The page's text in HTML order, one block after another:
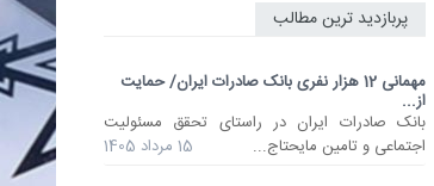
پربازدید ترین مطالب
مهمانی 12 هزار نفری بانک صادرات ایران/ حمایت
از...
​بانک صادرات ایران در راستای تحقق مسئولیت
اجتماعی و تامین مایحتاج...
15 مرداد 1405